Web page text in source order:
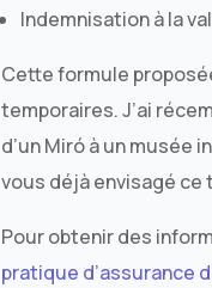
Indemnisation à la
Cette formule
temporaires. J’ai
d’un Miró à un musée
vous déjà envisagé
Pour obtenir des
pratique d’assurance